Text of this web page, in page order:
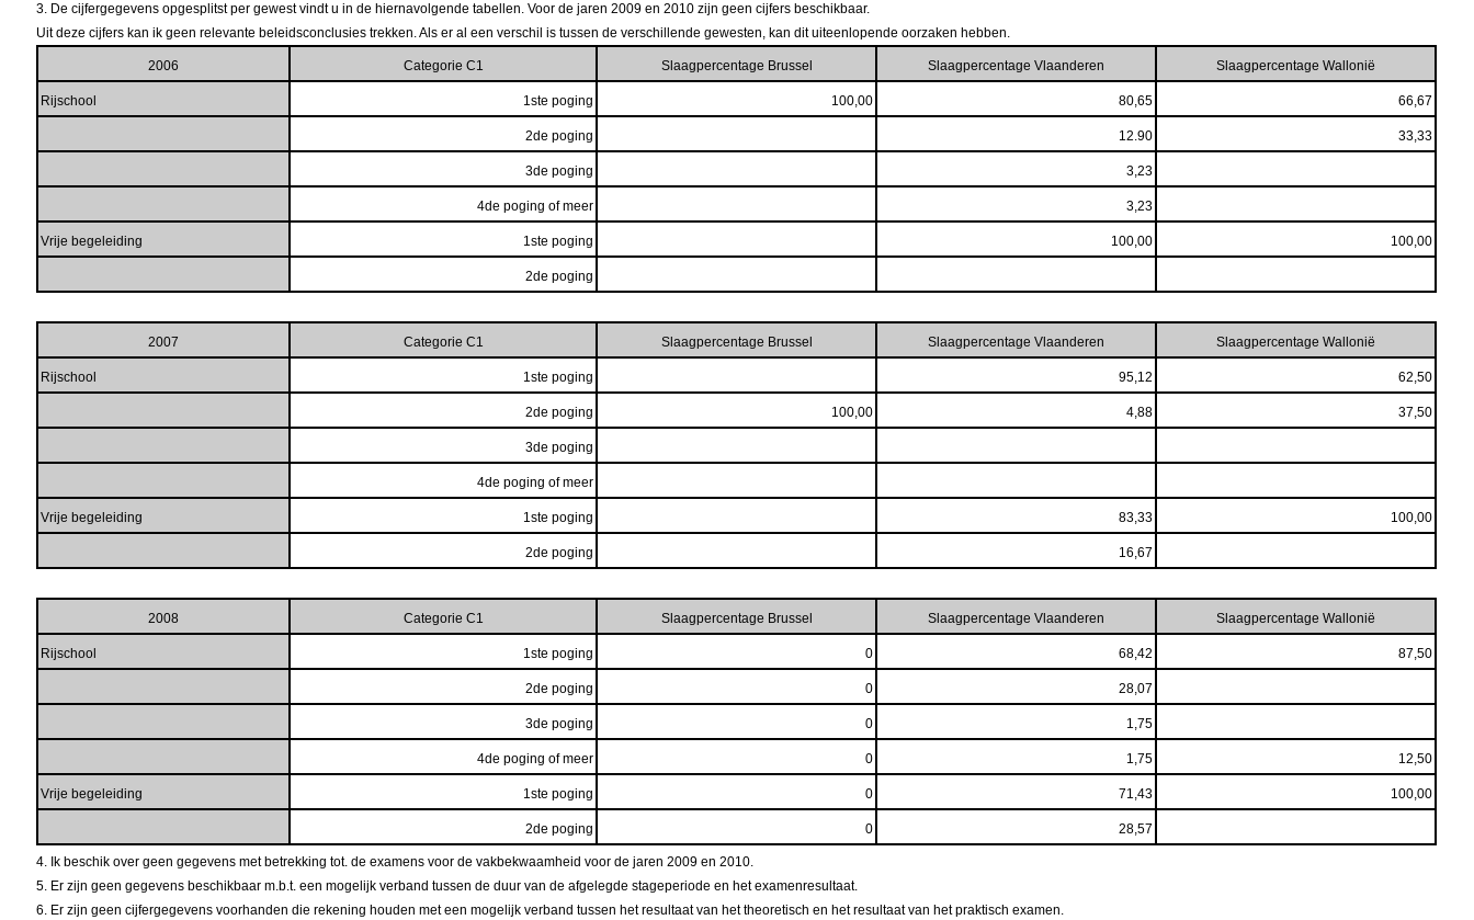
3. De cijfergegevens opgesplitst per gewest vindt u in de hiernavolgende tabellen. Voor de jaren 2009 en 2010 zijn geen cijfers beschikbaar.
Uit deze cijfers kan ik geen relevante beleidsconclusies trekken. Als er al een verschil is tussen de verschillende gewesten, kan dit uiteenlopende oorzaken hebben.
2006 Categorie C1 Slaagpercentage Brussel Slaagpercentage Vlaanderen Slaagpercentage Wallonië
Rijschool 1ste poging 100,00 80,65 66,67
2de poging 12.90 33,33
3de poging 3,23
4de poging of meer 3,23
Vrije begeleiding 1ste poging 100,00 100,00
2de poging
2007 Categorie C1 Slaagpercentage Brussel Slaagpercentage Vlaanderen Slaagpercentage Wallonië
Rijschool 1ste poging 95,12 62,50
2de poging 100,00 4,88 37,50
3de poging
4de poging of meer
Vrije begeleiding 1ste poging 83,33 100,00
2de poging 16,67
2008 Categorie C1 Slaagpercentage Brussel Slaagpercentage Vlaanderen Slaagpercentage Wallonië
Rijschool 1ste poging 0 68,42 87,50
2de poging 0 28,07
3de poging 0 1,75
4de poging of meer 0 1,75 12,50
Vrije begeleiding 1ste poging 0 71,43 100,00
2de poging 0 28,57
4. Ik beschik over geen gegevens met betrekking tot. de examens voor de vakbekwaamheid voor de jaren 2009 en 2010.
5. Er zijn geen gegevens beschikbaar m.b.t. een mogelijk verband tussen de duur van de afgelegde stageperiode en het examenresultaat.
6. Er zijn geen cijfergegevens voorhanden die rekening houden met een mogelijk verband tussen het resultaat van het theoretisch en het resultaat van het praktisch examen.